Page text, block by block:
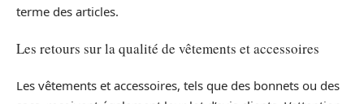
terme des articles.
Les retours sur la qualité de vêtements et accessoires
Les vêtements et accessoires, tels que des bonnets ou des